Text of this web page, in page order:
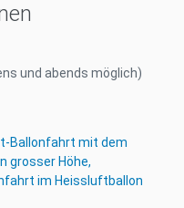
und abends möglich)
Ballonfahrt mit dem
grosser Höhe,
im Heissluftballon